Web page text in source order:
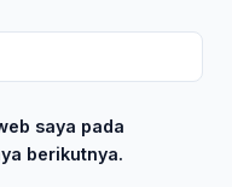
saya pada
berikutnya.